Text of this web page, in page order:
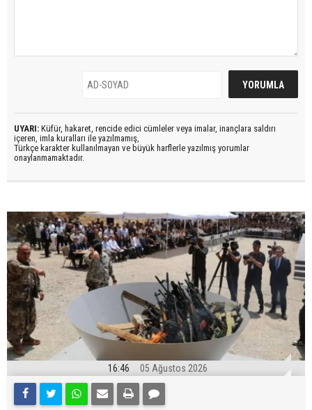
UYARI: Küfür, hakaret, rencide edici cümleler veya imalar, inançlara saldırı
içeren, imla kuralları ile yazılmamış,
Türkçe karakter kullanılmayan ve büyük harflerle yazılmış yorumlar
onaylanmamaktadır.
16:46 05 Ağustos 2026